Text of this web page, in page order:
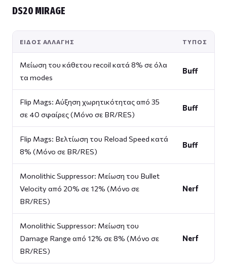
DS20 MIRAGE
ΕΊΔΟΣ ΑΛΛΑΓΉΣ ΤΎΠΟΣ
Μείωση του κάθετου recoil κατά 8% σε όλα
τα modes
Buff
Flip Mags: Αύξηση χωρητικότητας από 35
σε 40 σφαίρες (Μόνο σε BR/RES)
Buff
Flip Mags: Βελτίωση του Reload Speed κατά
8% (Μόνο σε BR/RES)
Buff
Monolithic Suppressor: Μείωση του Bullet
Velocity από 20% σε 12% (Μόνο σε
BR/RES)
Nerf
Monolithic Suppressor: Μείωση του
Damage Range από 12% σε 8% (Μόνο σε
BR/RES)
Nerf